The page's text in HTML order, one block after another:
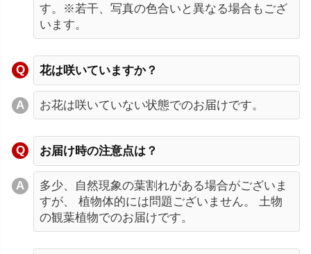
す。※若干、写真の色合いと異なる場合もござ
います。
花は咲いていますか？
お花は咲いていない状態でのお届けです。
お届け時の注意点は？
多少、自然現象の葉割れがある場合がございま
すが、 植物体的には問題ございません。 土物
の観葉植物でのお届けです。